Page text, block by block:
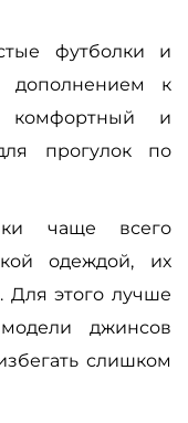
футболки и
дополнением к
комфортный и
прогулок по
чаще всего
одеждой, их
Для этого лучше
джинсов
слишком